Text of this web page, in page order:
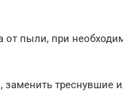
от пыли, при
заменить треснувшие